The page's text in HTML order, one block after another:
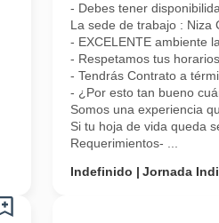
- Debes tener
La sede de trabajo : Niza
- EXCELENTE ambiente
- Respetamos tus
- Tendrás Contrato a
- ¿Por esto tan bueno
Somos una experiencia
Si tu hoja de vida queda
Requerimientos- ...
Indefinido
Jornada